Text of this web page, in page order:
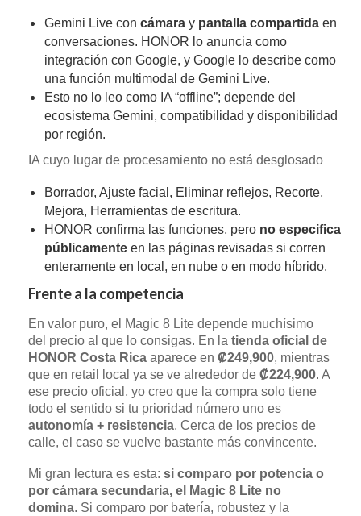
Gemini Live con cámara y pantalla compartida en
conversaciones. HONOR lo anuncia como
integración con Google, y Google lo describe como
una función multimodal de Gemini Live.
Esto no lo leo como IA “offline”; depende del
ecosistema Gemini, compatibilidad y disponibilidad
por región.
IA cuyo lugar de procesamiento no está desglosado
Borrador, Ajuste facial, Eliminar reflejos, Recorte,
Mejora, Herramientas de escritura.
HONOR confirma las funciones, pero no especifica
públicamente en las páginas revisadas si corren
enteramente en local, en nube o en modo híbrido.
Frente a la competencia
En valor puro, el Magic 8 Lite depende muchísimo
del precio al que lo consigas. En la tienda oficial de
HONOR Costa Rica aparece en ₡249,900, mientras
que en retail local ya se ve alrededor de ₡224,900. A
ese precio oficial, yo creo que la compra solo tiene
todo el sentido si tu prioridad número uno es
autonomía + resistencia. Cerca de los precios de
calle, el caso se vuelve bastante más convincente.
Mi gran lectura es esta: si comparo por potencia o
por cámara secundaria, el Magic 8 Lite no
domina. Si comparo por batería, robustez y la